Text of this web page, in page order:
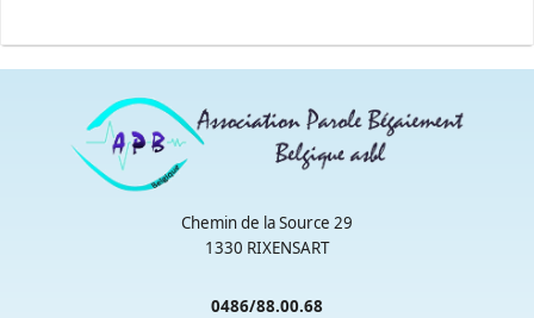
Chemin de la Source 29
1330 RIXENSART
0486/88.00.68